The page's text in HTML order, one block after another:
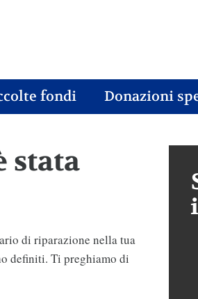
fondi Donazioni
stata
di riparazione nella tua
definiti. Ti preghiamo di